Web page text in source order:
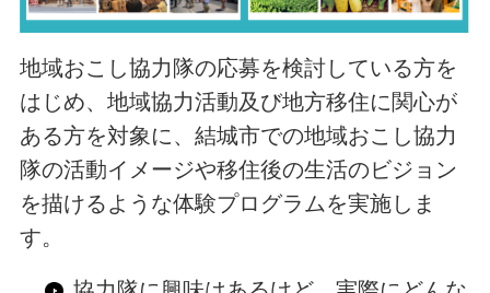
地域おこし協力隊の応募を検討している方を
はじめ、地域協力活動及び地方移住に関心が
ある方を対象に、結城市での地域おこし協力
隊の活動イメージや移住後の生活のビジョン
を描けるような体験プログラムを実施しま
す。